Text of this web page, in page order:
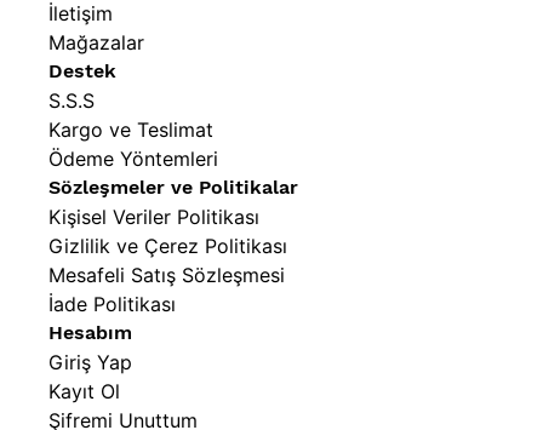
İletişim
Mağazalar
Destek
S.S.S
Kargo ve Teslimat
Ödeme Yöntemleri
Sözleşmeler ve Politikalar
Kişisel Veriler Politikası
Gizlilik ve Çerez Politikası
Mesafeli Satış Sözleşmesi
İade Politikası
Hesabım
Giriş Yap
Kayıt Ol
Şifremi Unuttum